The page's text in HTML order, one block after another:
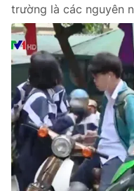
trường là các nguyên